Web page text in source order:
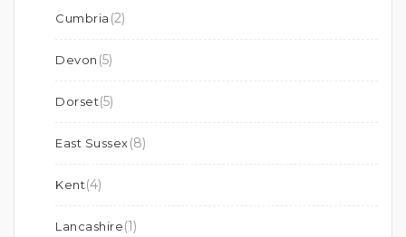
Cumbria (2)
Devon (5)
Dorset(5)
East Sussex(8)
Kent(4)
Lancashire(1)